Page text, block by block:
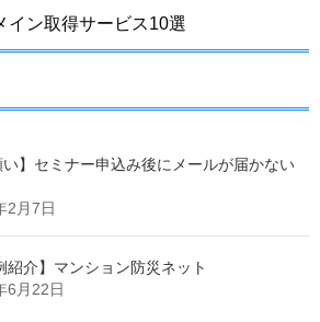
イン取得サービス10選
い】セミナー申込み後にメールが届かない
2月7日
紹介】マンション防災ネット
6月22日